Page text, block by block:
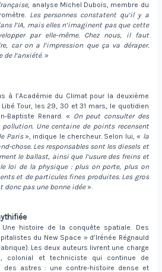
, analyse Michel Dubois, membre du
Les personnes constatent qu’il y a
l’IA, mais elles n’imaginent pas que cette
par elle-même. Chez nous, il faut
car on a l’impression que ça va déraper.
de l’anxiété. »
à l’Académie du Climat pour la deuxième
Tour, les 29, 30 et 31 mars, le quotidien
Baptiste Renard. « On peut consulter des
pollution. Une centaine de points recensent
Paris», indique le chercheur. Selon lui, « la
chose. Les responsables sont les diesels et
le ballast, ainsi que l’usure des freins et
loi de la physique : plus on porte, plus on
et de particules fines produites. Les gros
donc pas une bonne idée».
histoire de la conquête spatiale. Des
du New Space » d’Irénée Régnauld
Les deux auteurs livrent une charge
colonial et techniciste qui continue de
des astres : une contre-histoire dense et